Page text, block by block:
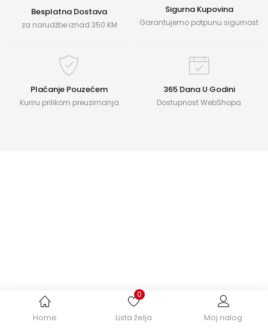
Home
0
Lista želja Moj nalog
Besplatna Dostava
za narudžbe iznad 350 KM
Sigurna Kupovina
Garantujemo potpunu sigurnost
Plaćanje Pouzećem
Kuriru prilikom preuzimanja
365 Dana U Godini
Dostupnost WebShopa